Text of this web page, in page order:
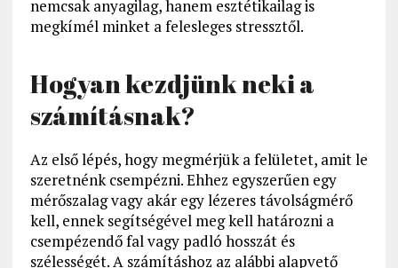
nemcsak anyagilag, hanem esztétikailag is
megkímél minket a felesleges stressztől.
Hogyan kezdjünk neki a
számításnak?
Az első lépés, hogy megmérjük a felületet, amit le
szeretnénk csempézni. Ehhez egyszerűen egy
mérőszalag vagy akár egy lézeres távolságmérő
kell, ennek segítségével meg kell határozni a
csempézendő fal vagy padló hosszát és
szélességét. A számításhoz az alábbi alapvető